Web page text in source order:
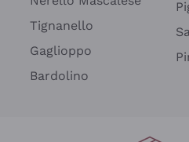
Tignanello
Gaglioppo
Bardolino